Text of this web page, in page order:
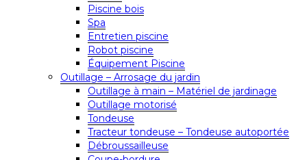
Piscine bois
Spa
Entretien piscine
Robot piscine
Équipement Piscine
Outillage – Arrosage du jardin
Outillage à main – Matériel de jardinage
Outillage motorisé
Tondeuse
Tracteur tondeuse – Tondeuse autoportée
Débroussailleuse